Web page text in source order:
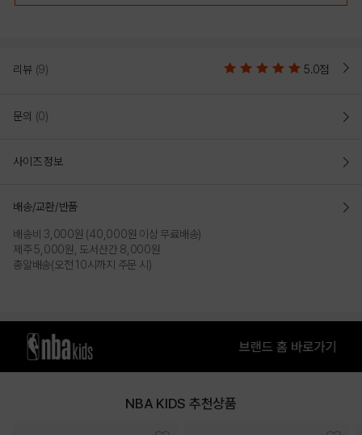
리뷰 (9) 5.0점
문의 (0)
사이즈 정보
배송/교환/반품
배송비 3,000원 (40,000원 이상 무료배송)
제주 5,000원, 도서산간 8,000원
총알배송(오전 10시까지 주문 시)
NBA KIDS 추천상품